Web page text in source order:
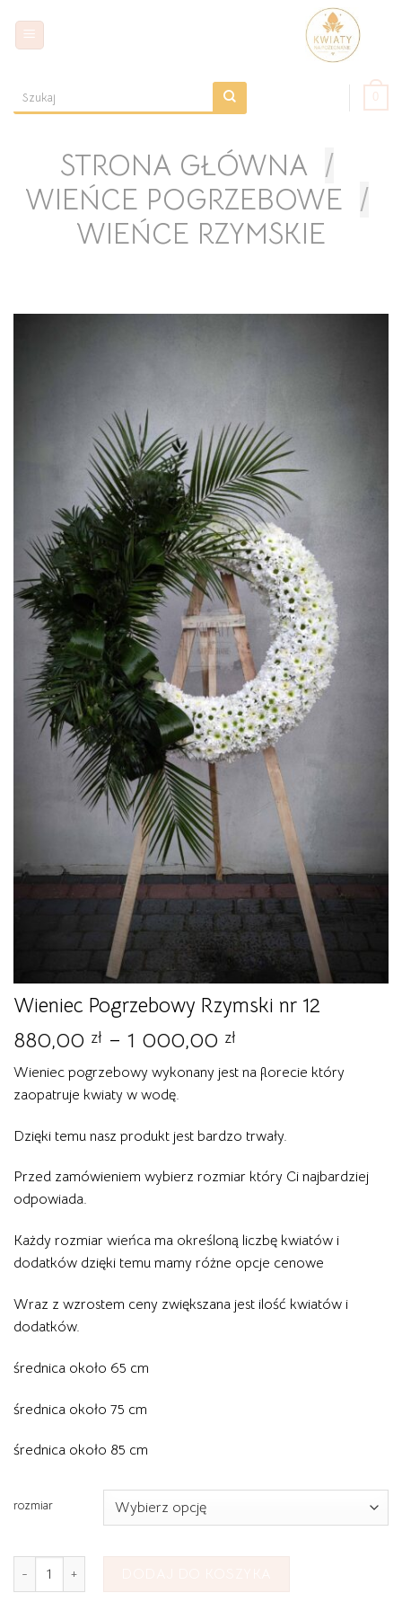
content
Szukaj:
0
STRONA GŁÓWNA /
WIEŃCE POGRZEBOWE /
WIEŃCE RZYMSKIE
Wieniec Pogrzebowy Rzymski nr 12
880,00 zł – 1 000,00 zł
cen:
od
do
1
000,00 zł
Wieniec pogrzebowy wykonany jest na florecie który
zaopatruje kwiaty w wodę.
Dzięki temu nasz produkt jest bardzo trwały.
Przed zamówieniem wybierz rozmiar który Ci najbardziej
odpowiada.
Każdy rozmiar wieńca ma określoną liczbę kwiatów i
dodatków dzięki temu mamy różne opcje cenowe
Wraz z wzrostem ceny zwiększana jest ilość kwiatów i
dodatków.
średnica około 65 cm
średnica około 75 cm
średnica około 85 cm
rozmiar
ilość Wieniec Pogrzebowy Rzymski nr 12